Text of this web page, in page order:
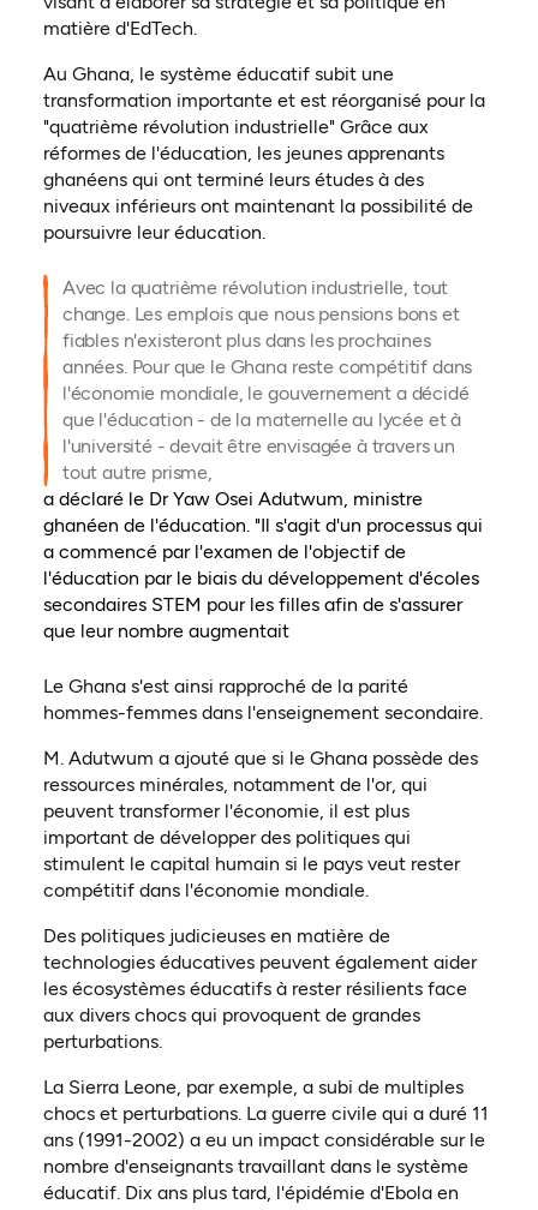
matière d'EdTech.
Au Ghana, le système éducatif subit une
transformation importante et est réorganisé pour la
"quatrième révolution industrielle" Grâce aux
réformes de l'éducation, les jeunes apprenants
ghanéens qui ont terminé leurs études à des
niveaux inférieurs ont maintenant la possibilité de
poursuivre leur éducation.
Avec la quatrième révolution industrielle, tout
change. Les emplois que nous pensions bons et
fiables n'existeront plus dans les prochaines
années. Pour que le Ghana reste compétitif dans
l'économie mondiale, le gouvernement a décidé
que l'éducation - de la maternelle au lycée et à
l'université - devait être envisagée à travers un
tout autre prisme,
a déclaré le Dr Yaw Osei Adutwum, ministre
ghanéen de l'éducation. "Il s'agit d'un processus qui
a commencé par l'examen de l'objectif de
l'éducation par le biais du développement d'écoles
secondaires STEM pour les filles afin de s'assurer
que leur nombre augmentait
Le Ghana s'est ainsi rapproché de la parité
hommes-femmes dans l'enseignement secondaire.
M. Adutwum a ajouté que si le Ghana possède des
ressources minérales, notamment de l'or, qui
peuvent transformer l'économie, il est plus
important de développer des politiques qui
stimulent le capital humain si le pays veut rester
compétitif dans l'économie mondiale.
Des politiques judicieuses en matière de
technologies éducatives peuvent également aider
les écosystèmes éducatifs à rester résilients face
aux divers chocs qui provoquent de grandes
perturbations.
La Sierra Leone, par exemple, a subi de multiples
chocs et perturbations. La guerre civile qui a duré 11
ans (1991-2002) a eu un impact considérable sur le
nombre d'enseignants travaillant dans le système
éducatif. Dix ans plus tard, l'épidémie d'Ebola en